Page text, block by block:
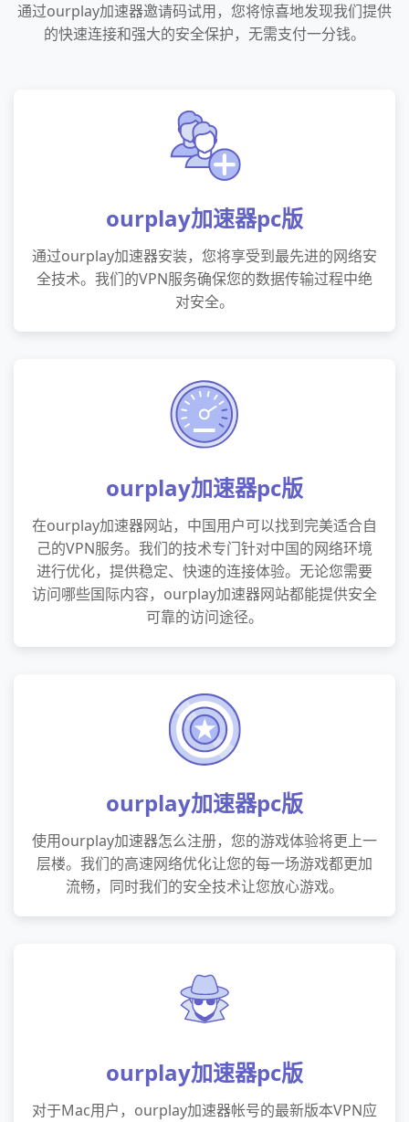
通过ourplay加速器邀请码试用，您将惊喜地发现我们提供
的快速连接和强大的安全保护，无需支付一分钱。
ourplay加速器pc版
通过ourplay加速器安装，您将享受到最先进的网络安
全技术。我们的VPN服务确保您的数据传输过程中绝
对安全。
ourplay加速器pc版
在ourplay加速器网站，中国用户可以找到完美适合自
己的VPN服务。我们的技术专门针对中国的网络环境
进行优化，提供稳定、快速的连接体验。无论您需要
访问哪些国际内容，ourplay加速器网站都能提供安全
可靠的访问途径。
ourplay加速器pc版
使用ourplay加速器怎么注册，您的游戏体验将更上一
层楼。我们的高速网络优化让您的每一场游戏都更加
流畅，同时我们的安全技术让您放心游戏。
ourplay加速器pc版
对于Mac用户，ourplay加速器帐号的最新版本VPN应